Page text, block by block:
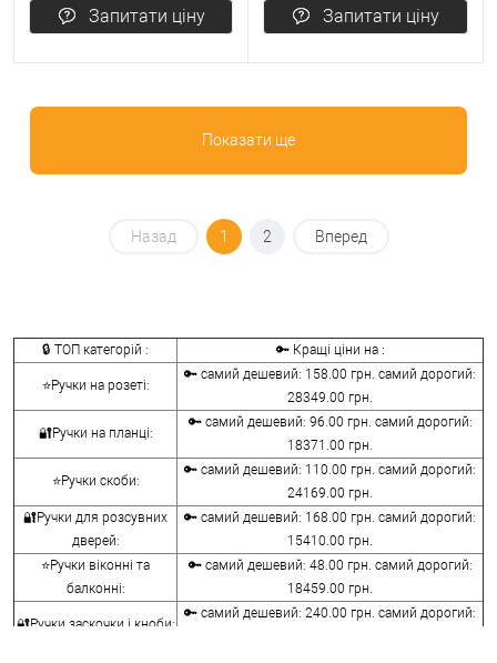
Запитати ціну Запитати ціну
Показати ще
Назад 1 2 Вперед
🔒 ТОП категорій : 🔑 Кращі ціни на :
⭐Ручки на розеті:
🔑 самий дешевий: 158.00 грн. самий дорогий:
28349.00 грн.
🔐Ручки на планці:
🔑 самий дешевий: 96.00 грн. самий дорогий:
18371.00 грн.
⭐Ручки скоби:
🔑 самий дешевий: 110.00 грн. самий дорогий:
24169.00 грн.
🔐Ручки для розсувних
дверей:
🔑 самий дешевий: 168.00 грн. самий дорогий:
15410.00 грн.
⭐Ручки віконні та
балконні:
🔑 самий дешевий: 48.00 грн. самий дорогий:
18459.00 грн.
🔐Ручки заскочки і кноби:
🔑 самий дешевий: 240.00 грн. самий дорогий: